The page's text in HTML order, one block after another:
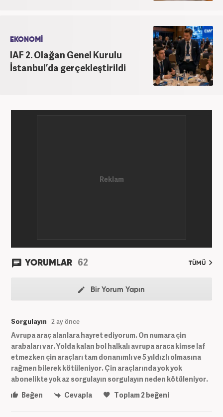
EKONOMİ
IAF 2. Olağan Genel Kurulu
İstanbul’da gerçekleştirildi
YORUMLAR 62 TÜMÜ
Bir Yorum Yapın
Sorgulayın 2 ay önce
Avrupa araç alanlara hayret ediyorum. On numara çin
arabaları var. Yolda kalan bol halkalı avrupa araca kimse laf
etmezken çin araçları tam donanımlı ve 5 yıldızlı olmasına
rağmen bilerek kötüleniyor. Çin araçlarında yok yok
abonelikte yok az sorgulayın sorgulayın neden kötüleniyor.
Beğen
Cevapla Toplam2 beğeni